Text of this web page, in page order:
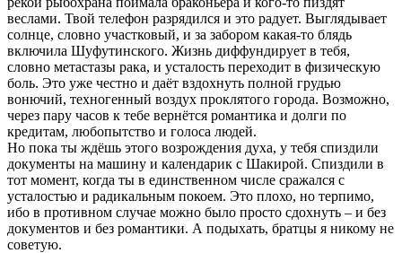
веслами. Твой телефон разрядился и это радует. Выглядывает
солнце, словно участковый, и за забором какая-то блядь
включила Шуфутинского. Жизнь диффундирует в тебя,
словно метастазы рака, и усталость переходит в физическую
боль. Это уже честно и даёт вздохнуть полной грудью
вонючий, техногенный воздух проклятого города. Возможно,
через пару часов к тебе вернётся романтика и долги по
кредитам, любопытство и голоса людей.
Но пока ты ждёшь этого возрождения духа, у тебя спиздили
документы на машину и календарик с Шакирой. Спиздили в
тот момент, когда ты в единственном числе сражался с
усталостью и радикальным покоем. Это плохо, но терпимо,
ибо в противном случае можно было просто сдохнуть – и без
документов и без романтики. А подыхать, братцы я никому не
советую.